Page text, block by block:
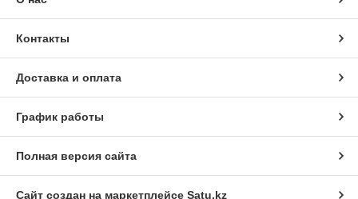
Контакты
Доставка и оплата
График работы
Полная версия сайта
Сайт создан на маркетплейсе Satu.kz